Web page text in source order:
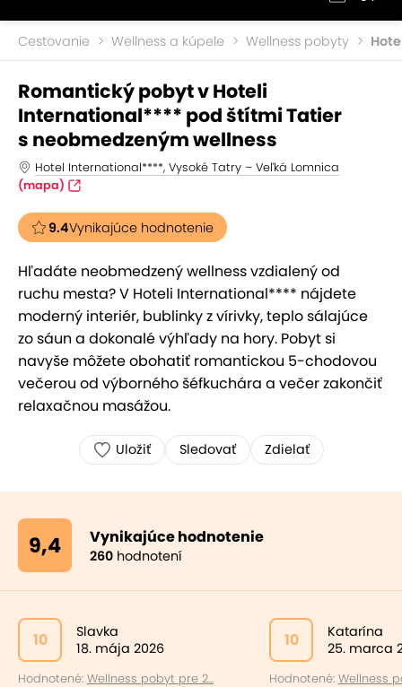
Cestovanie Wellness a kúpele Wellness pobyty
Romantický pobyt v Hoteli
International**** pod štítmi Tatier
s neobmedzeným wellness
Hotel International****, Vysoké Tatry – Veľká Lomnica
(mapa)
9.4Vynikajúce hodnotenie
Hľadáte neobmedzený wellness vzdialený od
ruchu mesta? V Hoteli International**** nájdete
moderný interiér, bublinky z vírivky, teplo sálajúce
zo sáun a dokonalé výhľady na hory. Pobyt si
navyše môžete obohatiť romantickou 5-chodovou
večerou od výborného šéfkuchára a večer zakončiť
relaxačnou masážou.
Uložiť Sledovať Zdielať
9,4 Vynikajúce hodnotenie
260 hodnotení
10
Slavka
18. mája 2026
Hodnotené: Wellness pobyt pre 2...
10
Katarína
25. marca
Hodnotené: Wellness